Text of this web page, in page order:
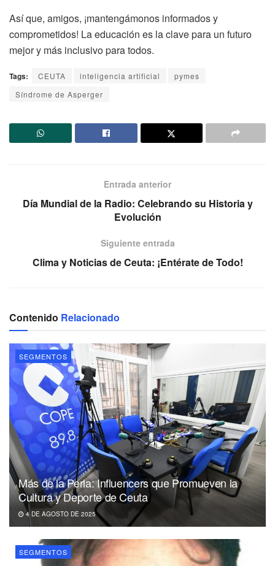
Así que, amigos, ¡mantengámonos informados y
comprometidos! La educación es la clave para un futuro
mejor y más inclusivo para todos.
Tags: CEUTA inteligencia artificial
pymes
Síndrome de Asperger
Entrada anterior
Día Mundial de la Radio: Celebrando su Historia y
Evolución
Siguiente entrada
Clima y Noticias de Ceuta: ¡Entérate de Todo!
Contenido Relacionado
SEGMENTOS
Más de la Perla: Influencers que Promueven la
Cultura y Deporte de Ceuta
4 DE AGOSTO DE 2025
SEGMENTOS